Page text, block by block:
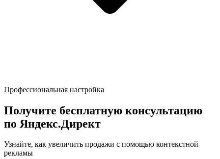
Профессиональная настройка
Получите бесплатную консультацию
по Яндекс.Директ
Узнайте, как увеличить продажи с помощью контекстной
рекламы